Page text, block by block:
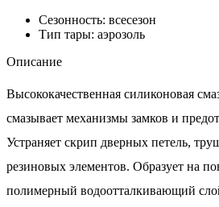
Сезонность: всесезон
Тип тары: аэрозоль
Описание
Высококачественная силиконовая
смазывает механизмы замков и
Устраняет скрип дверных петель,
резиновых элементов. Образует на
полимерный водоотталкивающий